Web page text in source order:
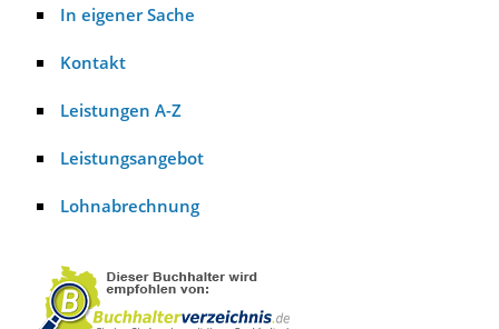
In eigener Sache
Kontakt
Leistungen A-Z
Leistungsangebot
Lohnabrechnung